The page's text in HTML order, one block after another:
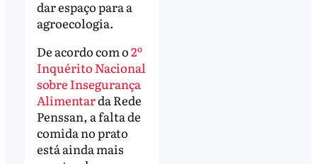
dar espaço para a
agroecologia.
De acordo com o2º
Inquérito Nacional
sobre Insegurança
Alimentarda Rede
Penssan, a falta de
comida no prato
está ainda mais